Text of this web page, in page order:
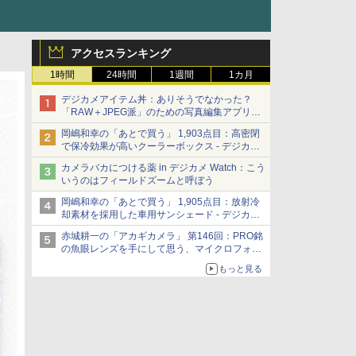
アクセスランキング
1時間 24時間 1週間 1カ月
デジカメアイテム丼：ありそうでなかった？
「RAW＋JPEG派」のための写真編集アプリ
カメラデフォルトのJPEGを大切にする
「Filmator」
岡嶋和幸の「あとで買う」 1,903点目：高密閉
で保冷効果が高いクーラーボックス - デジカメ
Watch
カメラバカにつける薬 in デジカメ Watch：こう
いうのはフィールドズームと呼ぼう
岡嶋和幸の「あとで買う」 1,905点目：放射冷
却素材を採用した車用サンシェード - デジカメ
Watch
赤城耕一の「アカギカメラ」 第146回：PRO銘
の魚眼レンズを手にして思う、マイクロフォー
もっと見る